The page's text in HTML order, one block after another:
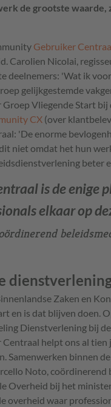
de grootste
Gebruiker
Carolien Nicolai,
deelnemers: 'Wat ik
gelijkgestemde
Vliegende Start
CX (over
'De enorme
niet omdat het hun
beter
is de enige
elkaar op
Zaken en
en is dat blijven doen.
Dienstverlening bij
helpt ons al tien
Samenwerken binnen
Noto,
Overheid bij het
overheid waar